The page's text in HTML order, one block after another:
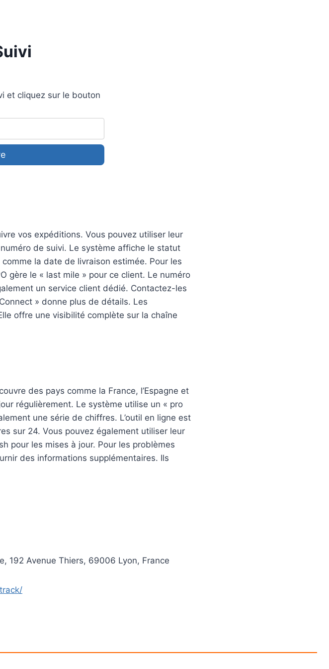
et cliquez sur le bouton
vos expéditions. Vous pouvez utiliser leur
de suivi. Le système affiche le statut
la date de livraison estimée. Pour les
gère le « last mile » pour ce client. Le numéro
un service client dédié. Contactez-les
» donne plus de détails. Les
offre une visibilité complète sur la chaîne
des pays comme la France, l’Espagne et
régulièrement. Le système utilise un « pro
une série de chiffres. L’outil en ligne est
sur 24. Vous pouvez également utiliser leur
pour les mises à jour. Pour les problèmes
des informations supplémentaires. Ils
192 Avenue Thiers, 69006 Lyon, France